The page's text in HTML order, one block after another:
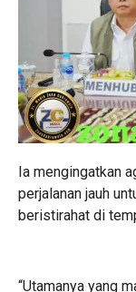
Ia mengingatkan
perjalanan jauh
beristirahat di
“Utamanya yang